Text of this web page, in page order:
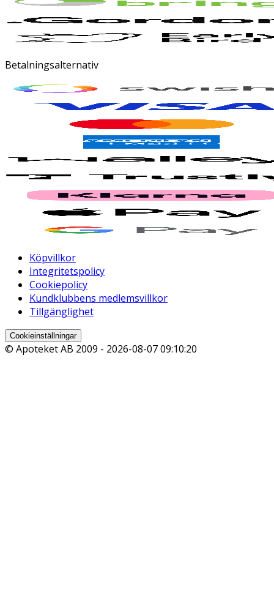
Betalningsalternativ
Köpvillkor
Integritetspolicy
Cookiepolicy
Kundklubbens medlemsvillkor
Tillgänglighet
Cookieinställningar
© Apoteket AB 2009 - 2026-08-07 09:10:20